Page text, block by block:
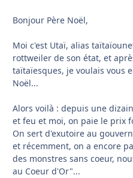
Bonjour Père Noël,
Moi c'est Utaï, alias
rottweiler de son état, et
taïtaïesques, je voulais vous
Noël...
Alors voilà : depuis une
et feu et moi, on paie le prix
On sert d'exutoire au
et récemment, on a encore
des monstres sans coeur,
au Coeur d'Or"...